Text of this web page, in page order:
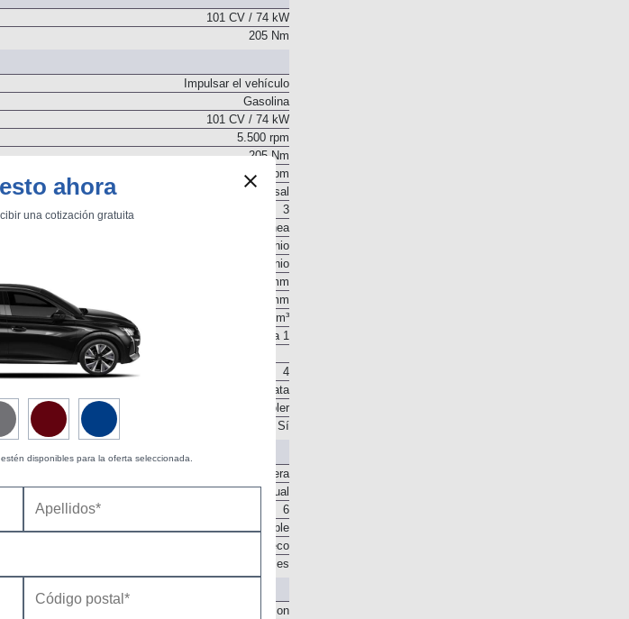
ahora
una cotización gratuita
disponibles para la oferta seleccionada.
101 CV / 74 kW
205 Nm
Impulsar el vehículo
Gasolina
101 CV / 74 kW
5.500 rpm
205 Nm
1.750 rpm
Delantero transversal
3
En línea
Aluminio
Aluminio
75 mm
90,5 mm
1.199 cm³
10,5 a 1
4
Dos árboles de levas en la culata
Inyección directa. Turbo. Intercooler
Sí
Delantera
Manual
6
No disponible
Embrague monodisco en seco
Pares de engranajes
Tipo McPherson